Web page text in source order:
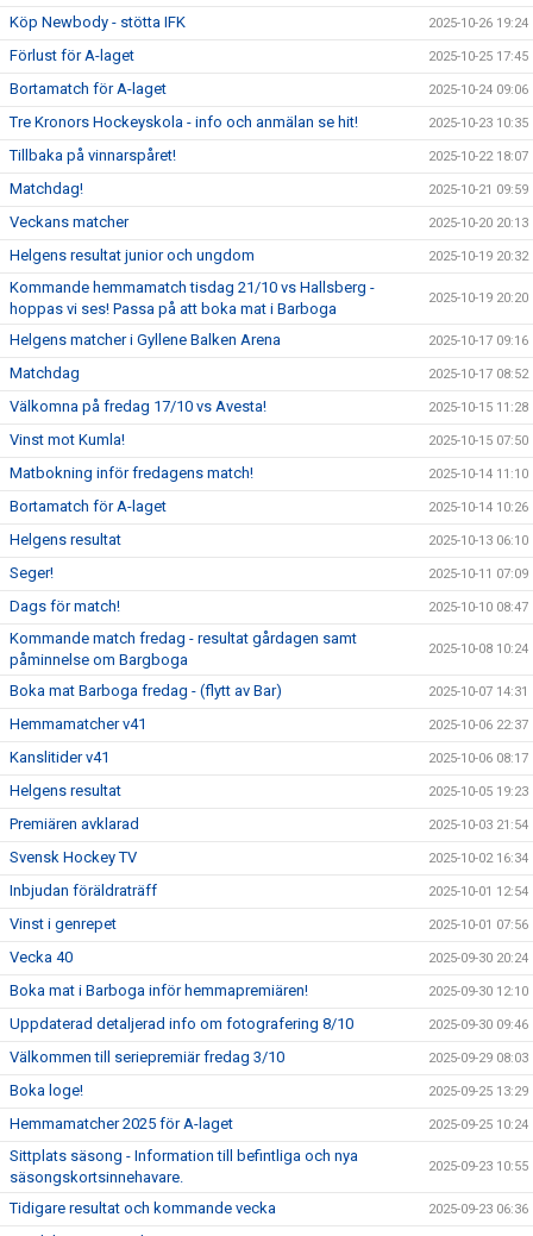
Köp Newbody - stötta IFK 2025-10-26 19:24
Förlust för A-laget 2025-10-25 17:45
Bortamatch för A-laget 2025-10-24 09:06
Tre Kronors Hockeyskola - info och anmälan se hit! 2025-10-23 10:35
Tillbaka på vinnarspåret! 2025-10-22 18:07
Matchdag! 2025-10-21 09:59
Veckans matcher 2025-10-20 20:13
Helgens resultat junior och ungdom 2025-10-19 20:32
Kommande hemmamatch tisdag 21/10 vs Hallsberg -
hoppas vi ses! Passa på att boka mat i Barboga
2025-10-19 20:20
Helgens matcher i Gyllene Balken Arena 2025-10-17 09:16
Matchdag 2025-10-17 08:52
Välkomna på fredag 17/10 vs Avesta! 2025-10-15 11:28
Vinst mot Kumla! 2025-10-15 07:50
Matbokning inför fredagens match! 2025-10-14 11:10
Bortamatch för A-laget 2025-10-14 10:26
Helgens resultat 2025-10-13 06:10
Seger! 2025-10-11 07:09
Dags för match! 2025-10-10 08:47
Kommande match fredag - resultat gårdagen samt
påminnelse om Bargboga
2025-10-08 10:24
Boka mat Barboga fredag - (flytt av Bar) 2025-10-07 14:31
Hemmamatcher v41 2025-10-06 22:37
Kanslitider v41 2025-10-06 08:17
Helgens resultat 2025-10-05 19:23
Premiären avklarad 2025-10-03 21:54
Svensk Hockey TV 2025-10-02 16:34
Inbjudan föräldraträff 2025-10-01 12:54
Vinst i genrepet 2025-10-01 07:56
Vecka 40 2025-09-30 20:24
Boka mat i Barboga inför hemmapremiären! 2025-09-30 12:10
Uppdaterad detaljerad info om fotografering 8/10 2025-09-30 09:46
Välkommen till seriepremiär fredag 3/10 2025-09-29 08:03
Boka loge! 2025-09-25 13:29
Hemmamatcher 2025 för A-laget 2025-09-25 10:24
Sittplats säsong - Information till befintliga och nya
säsongskortsinnehavare.
2025-09-23 10:55
Tidigare resultat och kommande vecka 2025-09-23 06:36